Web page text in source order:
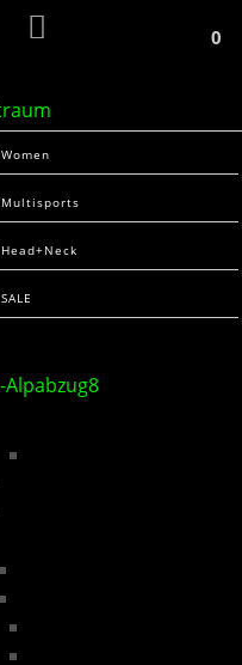
0
Women
Multisports
Head+Neck
SALE